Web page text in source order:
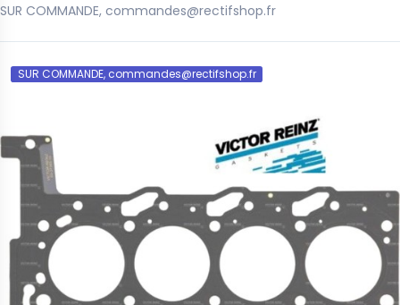
SUR COMMANDE, commandes@rectifshop.fr
SUR COMMANDE, commandes@rectifshop.fr